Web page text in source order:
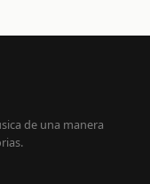
de una manera